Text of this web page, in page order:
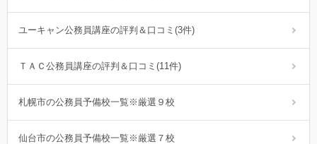
ユーキャン公務員講座の評判＆口コミ(3件)
ＴＡＣ公務員講座の評判＆口コミ(11件)
札幌市の公務員予備校一覧※厳選９校
仙台市の公務員予備校一覧※厳選７校